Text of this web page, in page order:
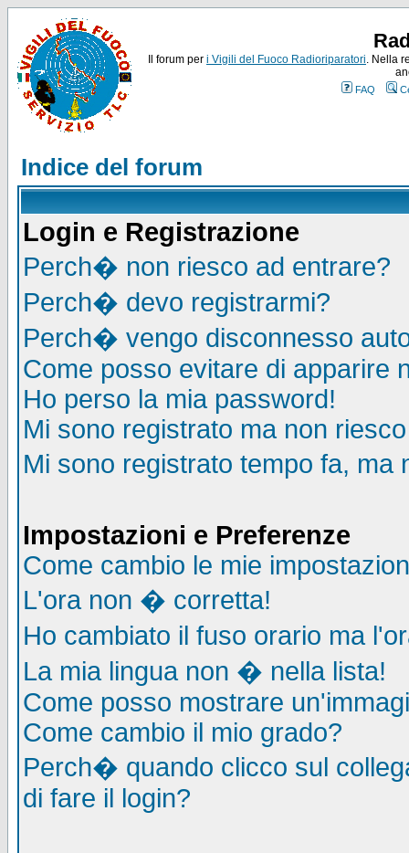
Il forum per i Vigili del Fuoco Radioriparatori. Nella
FAQ
Indice del forum
Login e Registrazione
Perch� non riesco ad entrare?
Perch� devo registrarmi?
Perch� vengo disconnesso
Come posso evitare di apparire
Ho perso la mia password!
Mi sono registrato ma non
Mi sono registrato tempo fa,
Impostazioni e Preferenze
Come cambio le mie
L'ora non � corretta!
Ho cambiato il fuso orario ma
La mia lingua non � nella lista!
Come posso mostrare
Come cambio il mio grado?
Perch� quando clicco sul
di fare il login?